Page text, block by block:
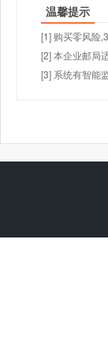
温馨提示
[1] 购买零风险
[2] 本企业邮局
[3] 系统有智能